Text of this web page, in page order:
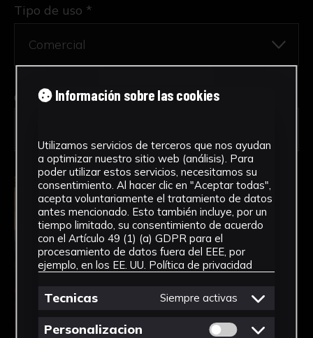
Tipo de uso *
Obra en la que está interesado/a*
orillas del mar
Información sobre las cookies
Utilizamos servicios de terceros que nos ayudan
a optimizar nuestro sitio web (análisis). Para
poder utilizar estos servicios, necesitamos su
consentimiento. Al hacer clic en "Aceptar todas",
acepta voluntariamente el tratamiento de datos
antes mencionado. Esto también incluye, por un
tiempo limitado, su consentimiento de acuerdo
con el Artículo 49 (1) (a) GDPR para el
procesamiento de datos fuera del EEE, por
ejemplo, en los EE. UU. Política de privacidad
Tecnicas Siempre activas
Personalizacion Permitir cookies